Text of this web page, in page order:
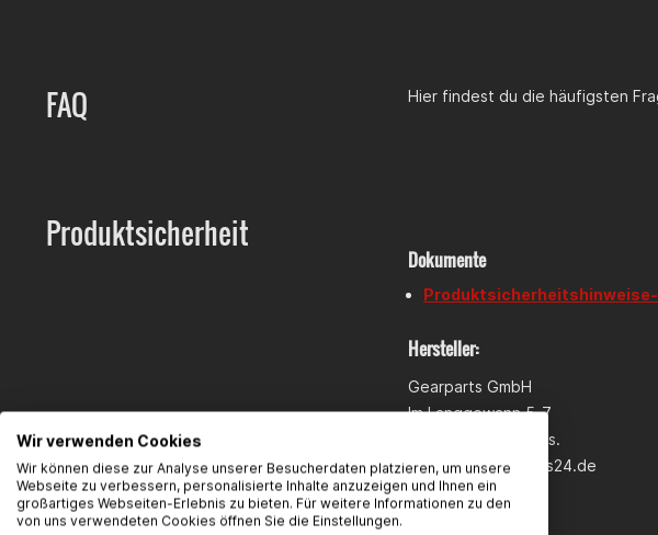
FAQ Hier findest du die häufigsten
Produktsicherheit
Dokumente
Hersteller:
Gearparts GmbH
Im Langgewann 5-7
65719 Hofheim a.Ts.
support@gearparts24.de
Wir verwenden Cookies
Wir können diese zur Analyse unserer Besucherdaten platzieren, um unsere
Webseite zu verbessern, personalisierte Inhalte anzuzeigen und Ihnen ein
großartiges Webseiten-Erlebnis zu bieten. Für weitere Informationen zu den
von uns verwendeten Cookies öffnen Sie die Einstellungen.